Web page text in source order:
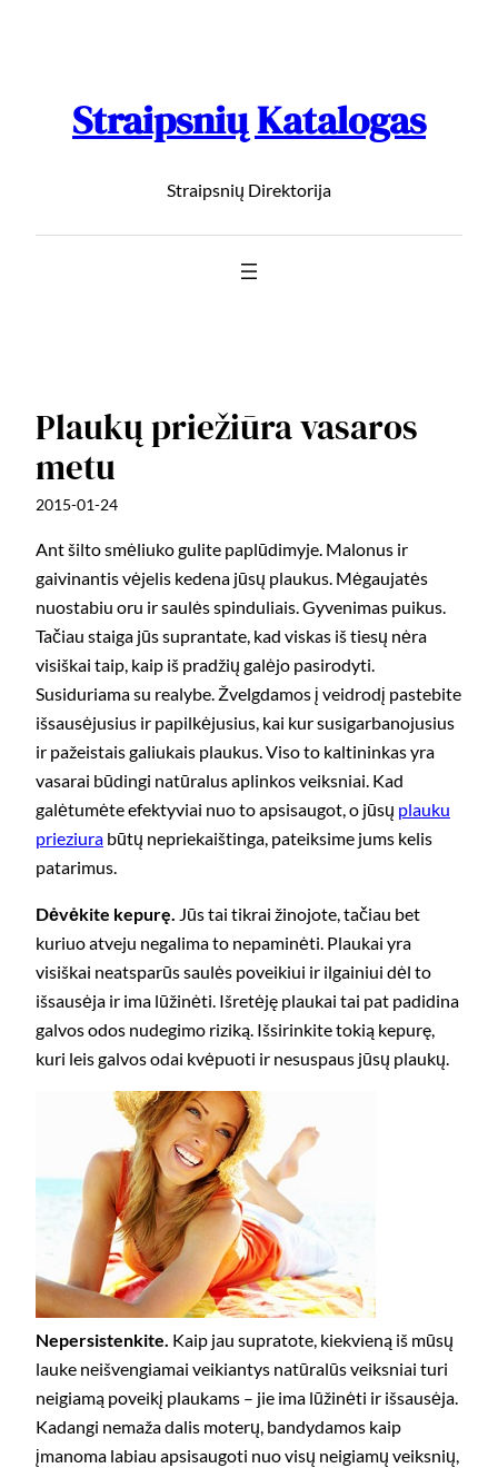
Straipsnių Katalogas
Straipsnių Direktorija
Plaukų priežiūra vasaros
metu
2015-01-24
Ant šilto smėliuko gulite paplūdimyje. Malonus ir
gaivinantis vėjelis kedena jūsų plaukus. Mėgaujatės
nuostabiu oru ir saulės spinduliais. Gyvenimas puikus.
Tačiau staiga jūs suprantate, kad viskas iš tiesų nėra
visiškai taip, kaip iš pradžių galėjo pasirodyti.
Susiduriama su realybe. Žvelgdamos į veidrodį pastebite
išsausėjusius ir papilkėjusius, kai kur susigarbanojusius
ir pažeistais galiukais plaukus. Viso to kaltininkas yra
vasarai būdingi natūralus aplinkos veiksniai. Kad
galėtumėte efektyviai nuo to apsisaugot, o jūsų plauku
prieziura būtų nepriekaištinga, pateiksime jums kelis
patarimus.
Dėvėkite kepurę. Jūs tai tikrai žinojote, tačiau bet
kuriuo atveju negalima to nepaminėti. Plaukai yra
visiškai neatsparūs saulės poveikiui ir ilgainiui dėl to
išsausėja ir ima lūžinėti. Išretėję plaukai tai pat padidina
galvos odos nudegimo riziką. Išsirinkite tokią kepurę,
kuri leis galvos odai kvėpuoti ir nesuspaus jūsų plaukų.
Nepersistenkite. Kaip jau supratote, kiekvieną iš mūsų
lauke neišvengiamai veikiantys natūralūs veiksniai turi
neigiamą poveikį plaukams – jie ima lūžinėti ir išsausėja.
Kadangi nemaža dalis moterų, bandydamos kaip
įmanoma labiau apsisaugoti nuo visų neigiamų veiksnių,